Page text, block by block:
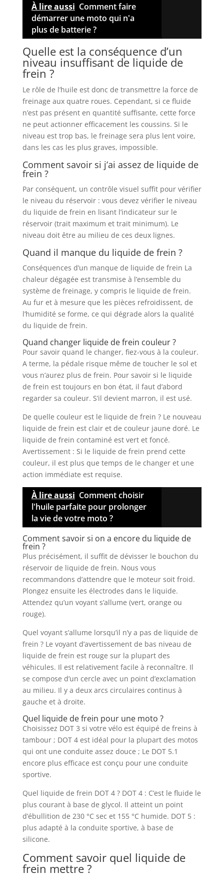
À lire aussi Comment faire
démarrer une moto qui n'a
plus de batterie ?
Quelle est la conséquence d’un
niveau insuffisant de liquide de
frein ?
Le rôle de l’huile est donc de transmettre la force de
freinage aux quatre roues. Cependant, si ce fluide
n’est pas présent en quantité suffisante, cette force
ne peut actionner efficacement les coussins. Si le
niveau est trop bas, le freinage sera plus lent voire,
dans les cas les plus graves, impossible.
Comment savoir si j’ai assez de liquide de
frein ?
Par conséquent, un contrôle visuel suffit pour vérifier
le niveau du réservoir : vous devez vérifier le niveau
du liquide de frein en lisant l’indicateur sur le
réservoir (trait maximum et trait minimum). Le
niveau doit être au milieu de ces deux lignes.
Quand il manque du liquide de frein ?
Conséquences d’un manque de liquide de frein La
chaleur dégagée est transmise à l’ensemble du
système de freinage, y compris le liquide de frein.
Au fur et à mesure que les pièces refroidissent, de
l’humidité se forme, ce qui dégrade alors la qualité
du liquide de frein.
Quand changer liquide de frein couleur ?
Pour savoir quand le changer, fiez-vous à la couleur.
A terme, la pédale risque même de toucher le sol et
vous n’aurez plus de frein. Pour savoir si le liquide
de frein est toujours en bon état, il faut d’abord
regarder sa couleur. S’il devient marron, il est usé.
De quelle couleur est le liquide de frein ? Le nouveau
liquide de frein est clair et de couleur jaune doré. Le
liquide de frein contaminé est vert et foncé.
Avertissement : Si le liquide de frein prend cette
couleur, il est plus que temps de le changer et une
action immédiate est requise.
À lire aussi Comment choisir
l'huile parfaite pour prolonger
la vie de votre moto ?
Comment savoir si on a encore du liquide de
frein ?
Plus précisément, il suffit de dévisser le bouchon du
réservoir de liquide de frein. Nous vous
recommandons d’attendre que le moteur soit froid.
Plongez ensuite les électrodes dans le liquide.
Attendez qu’un voyant s’allume (vert, orange ou
rouge).
Quel voyant s’allume lorsqu’il n’y a pas de liquide de
frein ? Le voyant d’avertissement de bas niveau de
liquide de frein est rouge sur la plupart des
véhicules. Il est relativement facile à reconnaître. Il
se compose d’un cercle avec un point d’exclamation
au milieu. Il y a deux arcs circulaires continus à
gauche et à droite.
Quel liquide de frein pour une moto ?
Choisissez DOT 3 si votre vélo est équipé de freins à
tambour ; DOT 4 est idéal pour la plupart des motos
qui ont une conduite assez douce ; Le DOT 5.1
encore plus efficace est conçu pour une conduite
sportive.
Quel liquide de frein DOT 4 ? DOT 4 : C’est le fluide le
plus courant à base de glycol. Il atteint un point
d’ébullition de 230 °C sec et 155 °C humide. DOT 5 :
plus adapté à la conduite sportive, à base de
silicone.
Comment savoir quel liquide de
frein mettre ?